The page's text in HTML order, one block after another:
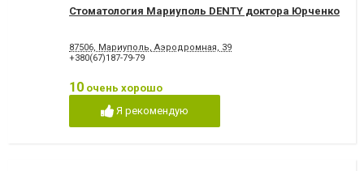
Стоматология Мариуполь DENTY доктора Юрченко
87506, Мариуполь, Аэродромная, 39
+380(67)187-79-79
10 очень хорошо
Я рекомендую